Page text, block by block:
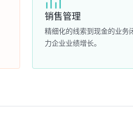
销售管理
精细化的线索到现金的业务
力企业业绩增长。